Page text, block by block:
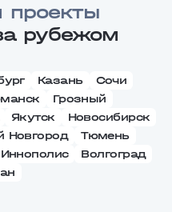
проекты
рубежом
Казань
Сочи
Грозный
Якутск
Новосибирск
Новгород
Тюмень
Иннополис
Волгоград